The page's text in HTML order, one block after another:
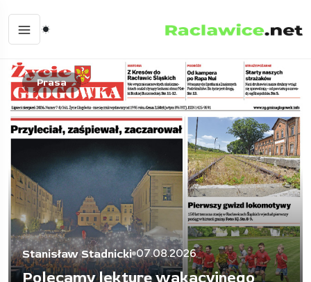
Minimalizm
Stanisław Stadnicki 14.07.2026